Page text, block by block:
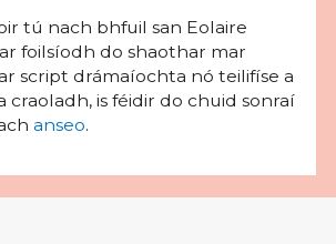
tú nach bhfuil san Eolaire
foilsíodh do shaothar mar
script drámaíochta nó teilifíse a
craoladh, is féidir do chuid sonraí
anseo.